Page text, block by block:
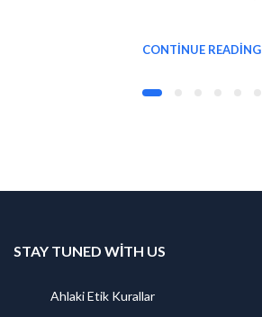
CONTINUE READING
STAY TUNED WITH US
Ahlaki Etik Kurallar